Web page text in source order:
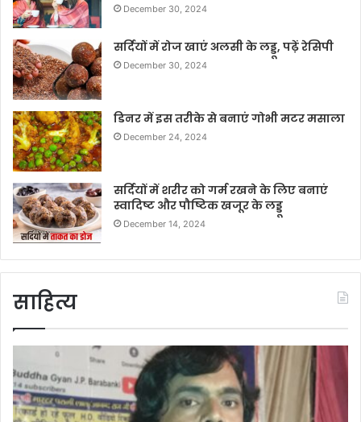
December 30, 2024
सर्दियों में रोज खाएं अलसी के लड्डू, पढ़ें रेसिपी
December 30, 2024
डिनर में इस तरीके से बनाएं गोभी मटर मसाला
December 24, 2024
सर्दियों में शरीर को गर्म रखने के लिए बनाएं
स्वादिष्ट और पौष्टिक खजूर के लड्डू
December 14, 2024
साहित्य